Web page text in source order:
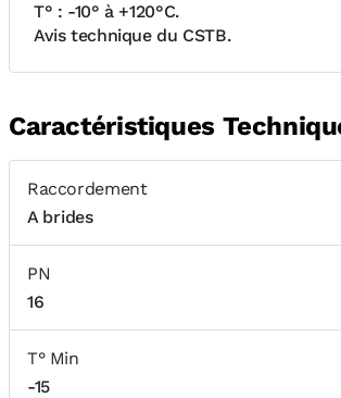
T° : -10° à +120°C.
Avis technique du CSTB.
Caractéristiques
Raccordement
A brides
PN
16
T° Min
-15